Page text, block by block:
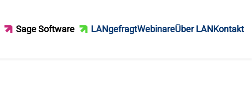
Sage Software LANgefragtWebinareÜber LANKontakt